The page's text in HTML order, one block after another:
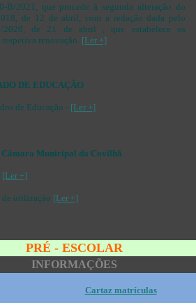
B/2021, que procede à segunda alteração do
de 12 de abril, com a redação dada pelo
2020, de 21 de abril , que estabelece os
renovação. [Ler +]
DE EDUCAÇÃO
de Educação - [Ler +]
Municipal da Covilhã
[Ler +]
de utilização [Ler +]
PRÉ - ESCOLAR
INFORMAÇÕES
Cartaz matrículas